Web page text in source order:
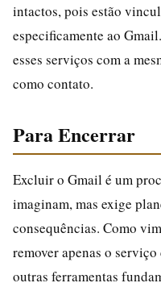
intactos, pois estão
especificamente ao
esses serviços com a
como contato.
Para Encerrar
Excluir o Gmail é um
imaginam, mas exige
consequências. Como
remover apenas o
outras ferramentas